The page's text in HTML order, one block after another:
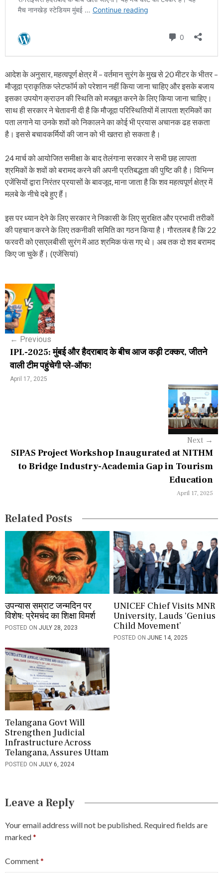
आदेश के अनुसार, महत्वपूर्ण क्षेत्र में – वर्तमान सुरंग के मुख से 20 मीटर के भीतर –
मौजूदा प्राकृतिक प्लेटफॉर्म को परेशान नहीं किया जाना चाहिए और इसके बजाय
इसका उपयोग क्राउन की स्थिति को मजबूत करने के लिए किया जाना चाहिए।
साथ ही सरकार ने चेतावनी दी है कि मौजूदा परिस्थितियों में लापता श्रमिकों का
पता लगाने या उनके शवों को निकालने का कोई भी प्रयास अचानक ढह सकता
है। इससे बचावकर्मियों की जान को भी खतरा हो सकता है।
24 मार्च को आयोजित समीक्षा के बाद तेलंगाना सरकार ने सभी छह लापता
श्रमिकों के शवों को बरामद करने की अपनी प्रतिबद्धता की पुष्टि की है। विभिन्न
एजेंसियों द्वारा निरंतर प्रयासों के बावजूद, माना जाता है कि शव महत्वपूर्ण क्षेत्र में
मलबे के नीचे दबे हुए हैं।
इस पर ध्यान देने के लिए सरकार ने निकासी के लिए सुरक्षित और प्रभावी तरीकों
की पहचान करने के लिए तकनीकी समिति का गठन किया है। गौरतलब है कि 22
फरवरी को एसएलबीसी सुरंग में आठ श्रमिक फंस गए थे। अब तक दो शव बरामद
किए जा चुके हैं। (एजेंसियां)
P
o
s
n
a
n
← Previous
IPL-2025: मुंबई और हैदराबाद के बीच आज कड़ी टक्कर, जीतने
वाली टीम पहुंचेगी प्ले-ऑफ!
April 17, 2025
Next →
SIPAS Project Workshop Inaugurated at NITHM
to Bridge Industry-Academia Gap in Tourism
Education
April 17, 2025
Related Posts
उपन्यास सम्राट जन्मदिन पर
विशेष: प्रेमचंद का शिक्षा विमर्श
POSTED ON JULY 28, 2023
UNICEF Chief Visits MNR
University, Lauds ‘Genius
Child Movement’
POSTED ONJUNE 14, 2025
Telangana Govt Will
Strengthen Judicial
Infrastructure Across
Telangana, Assures Uttam
POSTED ON JULY 6, 2024
Leave a Reply
Your email address will not be published. Required fields are
marked*
Comment*